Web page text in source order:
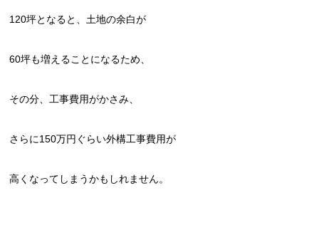
120坪となると、土地の余白が
60坪も増えることになるため、
その分、工事費用がかさみ、
さらに150万円ぐらい外構工事費用が
高くなってしまうかもしれません。